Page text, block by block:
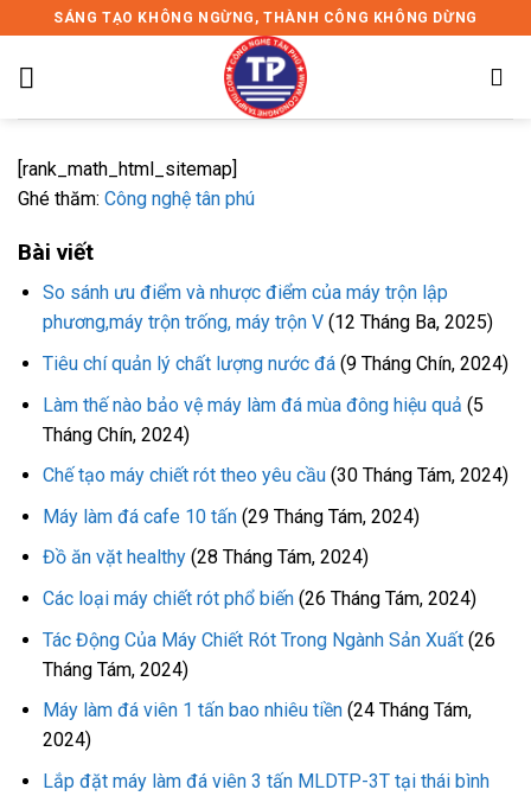
to
content
SÁNG TẠO KHÔNG NGỪNG, THÀNH CÔNG KHÔNG DỪNG
[rank_math_html_sitemap]
Ghé thăm: Công nghệ tân phú
Bài viết
So sánh ưu điểm và nhược điểm của máy trộn lập
phương,máy trộn trống, máy trộn V (12 Tháng Ba, 2025)
Tiêu chí quản lý chất lượng nước đá (9 Tháng Chín, 2024)
Làm thế nào bảo vệ máy làm đá mùa đông hiệu quả (5
Tháng Chín, 2024)
Chế tạo máy chiết rót theo yêu cầu (30 Tháng Tám, 2024)
Máy làm đá cafe 10 tấn (29 Tháng Tám, 2024)
Đồ ăn vặt healthy (28 Tháng Tám, 2024)
Các loại máy chiết rót phổ biến (26 Tháng Tám, 2024)
Tác Động Của Máy Chiết Rót Trong Ngành Sản Xuất (26
Tháng Tám, 2024)
Máy làm đá viên 1 tấn bao nhiêu tiền (24 Tháng Tám,
2024)
Lắp đặt máy làm đá viên 3 tấn MLDTP-3T tại thái bình